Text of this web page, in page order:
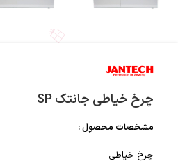
چرخ خیاطی جانتک SP
مشخصات محصول :
چرخ خیاطی